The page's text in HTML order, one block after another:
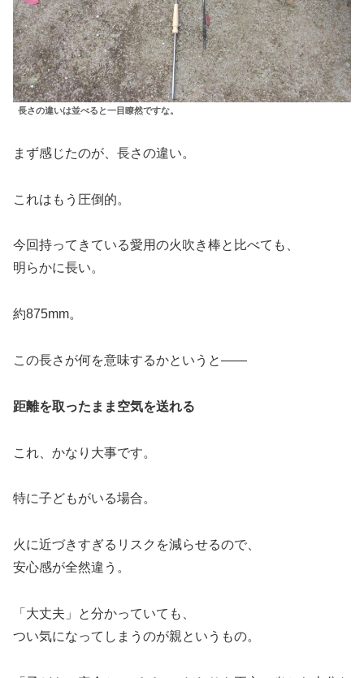
長さの違いは並べると一目瞭然ですな。
まず感じたのが、長さの違い。
これはもう圧倒的。
今回持ってきている愛用の火吹き棒と比べても、
明らかに長い。
約875mm。
この長さが何を意味するかというと——
距離を取ったまま空気を送れる
これ、かなり大事です。
特に子どもがいる場合。
火に近づきすぎるリスクを減らせるので、
安心感が全然違う。
「大丈夫」と分かっていても、
つい気になってしまうのが親というもの。